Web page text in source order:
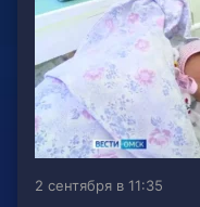
2 сентября в 11:35